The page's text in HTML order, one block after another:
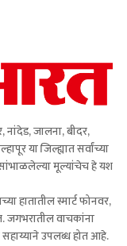
नांदेड, जालना, बीदर,
या जिल्ह्यात सर्वांच्या
मूल्यांचेच हे यश
हातातील स्मार्ट फोनवर,
जगभरातील वाचकांना
सहाय्याने उपलब्ध होत आहे.